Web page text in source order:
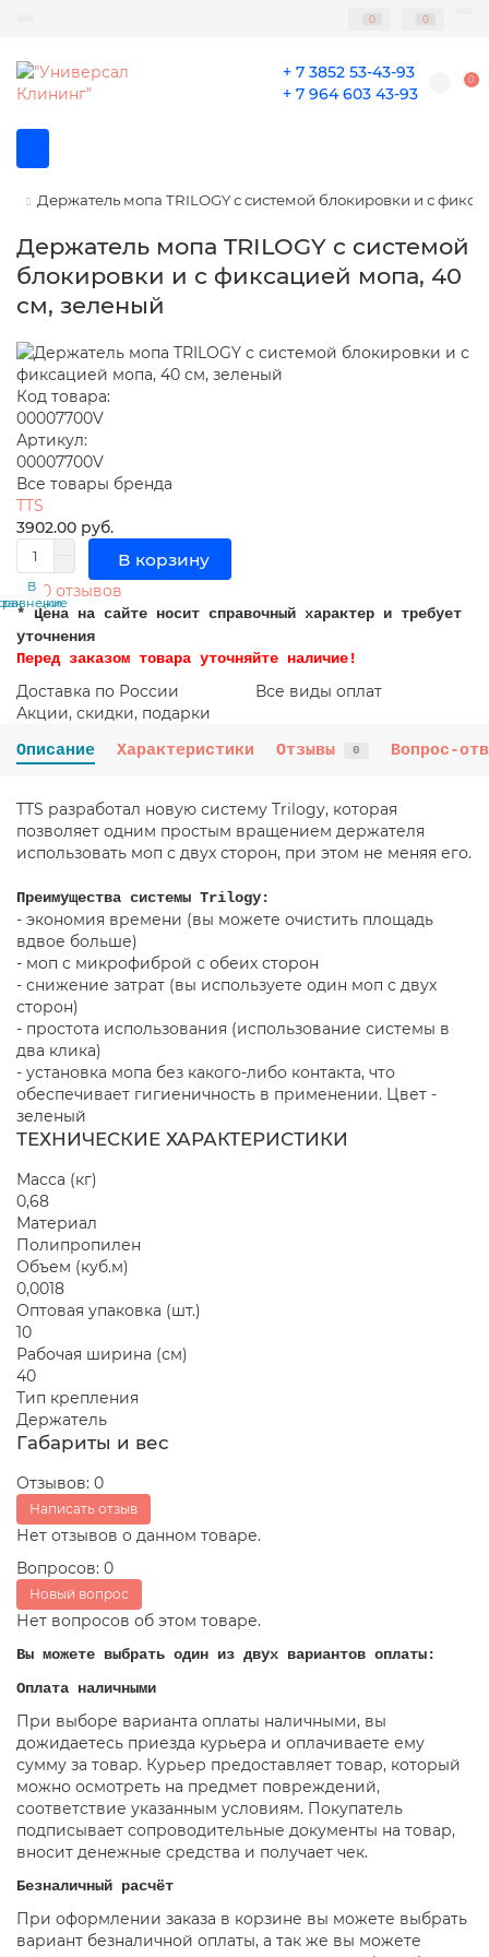
0 0
+ 7 3852 53-43-93
+ 7 964 603 43-93
0
Держатель мопа TRILOGY с системой блокировки и с
Держатель мопа TRILOGY с системой
блокировки и с фиксацией мопа, 40
см, зеленый
Код товара:
00007700V
Артикул:
00007700V
Все товары бренда
TTS
3902.00 руб.
В корзину
В
закладки
В 0 отзывов
* Цена на сайте носит справочный характер и требует
уточнения
Перед заказом товара уточняйте наличие!
Доставка по России
Все виды оплат
Акции, скидки, подарки
Описание
Характеристики Отзывы 0 Вопрос-
TTS разработал новую систему Trilogy, которая
позволяет одним простым вращением держателя
использовать моп с двух сторон, при этом не меняя его.
Преимущества системы Trilogy:
- экономия времени (вы можете очистить площадь
вдвое больше)
- моп с микрофиброй с обеих сторон
- снижение затрат (вы используете один моп с двух
сторон)
- простота использования (использование системы в
два клика)
- установка мопа без какого-либо контакта, что
обеспечивает гигиеничность в применении. Цвет -
зеленый
ТЕХНИЧЕСКИЕ ХАРАКТЕРИСТИКИ
Масса (кг)
0,68
Материал
Полипропилен
Объем (куб.м)
0,0018
Оптовая упаковка (шт.)
10
Рабочая ширина (см)
40
Тип крепления
Держатель
Габариты и вес
Отзывов: 0
Написать отзыв
Нет отзывов о данном товаре.
Вопросов: 0
Новый вопрос
Нет вопросов об этом товаре.
Вы можете выбрать один из двух вариантов оплаты:
Оплата наличными
При выборе варианта оплаты наличными, вы
дожидаетесь приезда курьера и оплачиваете ему
сумму за товар. Курьер предоставляет товар, который
можно осмотреть на предмет повреждений,
соответствие указанным условиям. Покупатель
подписывает сопроводительные документы на товар,
вносит денежные средства и получает чек.
Безналичный расчёт
При оформлении заказа в корзине вы можете выбрать
вариант безналичной оплаты, а так же вы можете